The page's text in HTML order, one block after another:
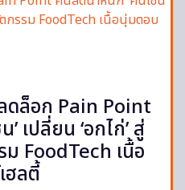
ดล็อก Pain Point
เปลี่ยน ‘อกไก่’ สู่
ม FoodTech เนื้อ
ฮลตี้